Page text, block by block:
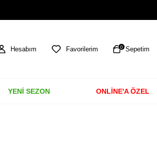
Hesabım Favorilerim 0 Sepetim
YENİ SEZON ONLİNE'A ÖZEL